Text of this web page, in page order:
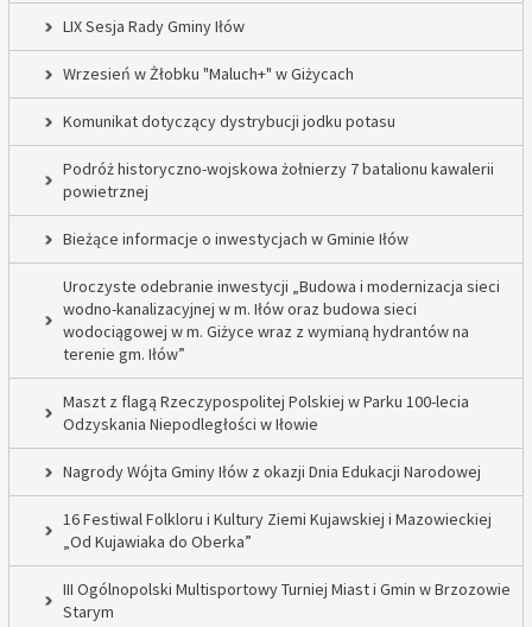
LIX Sesja Rady Gminy Iłów
Wrzesień w Żłobku "Maluch+" w Giżycach
Komunikat dotyczący dystrybucji jodku potasu
Podróż historyczno-wojskowa żołnierzy 7 batalionu kawalerii
powietrznej
Bieżące informacje o inwestycjach w Gminie Iłów
Uroczyste odebranie inwestycji „Budowa i modernizacja sieci
wodno-kanalizacyjnej w m. Iłów oraz budowa sieci
wodociągowej w m. Giżyce wraz z wymianą hydrantów na
terenie gm. Iłów”
Maszt z flagą Rzeczypospolitej Polskiej w Parku 100-lecia
Odzyskania Niepodległości w Iłowie
Nagrody Wójta Gminy Iłów z okazji Dnia Edukacji Narodowej
16 Festiwal Folkloru i Kultury Ziemi Kujawskiej i Mazowieckiej
„Od Kujawiaka do Oberka”
III Ogólnopolski Multisportowy Turniej Miast i Gmin w Brzozowie
Starym